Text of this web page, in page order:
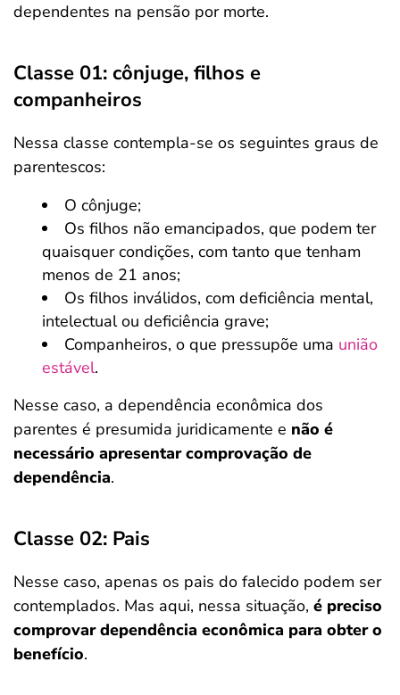
dependentes na pensão por morte.
Classe 01: cônjuge, filhos e
companheiros
Nessa classe contempla-se os seguintes graus de
parentescos:
O cônjuge;
Os filhos não emancipados, que podem ter
quaisquer condições, com tanto que tenham
menos de 21 anos;
Os filhos inválidos, com deficiência mental,
intelectual ou deficiência grave;
Companheiros, o que pressupõe uma união
estável.
Nesse caso, a dependência econômica dos
parentes é presumida juridicamente e não é
necessário apresentar comprovação de
dependência.
Classe 02: Pais
Nesse caso, apenas os pais do falecido podem ser
contemplados. Mas aqui, nessa situação, é preciso
comprovar dependência econômica para obter o
benefício.